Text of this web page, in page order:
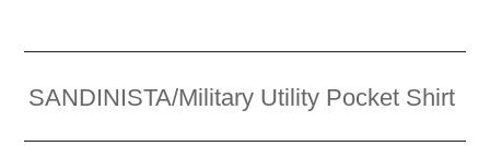
SANDINISTA/Military Utility Pocket Shirt